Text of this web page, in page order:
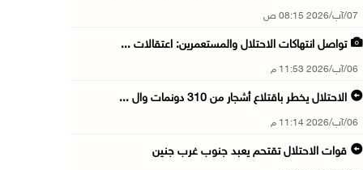
07/آب/2026 08:15 ص
تواصل انتهاكات الاحتلال والمستعمرين: اعتقالات ...
06/آب/2026 11:53 م
الاحتلال يخطر باقتلاع أشجار من 310 دونمات وال ...
06/آب/2026 11:14 م
قوات الاحتلال تقتحم يعبد جنوب غرب جنين